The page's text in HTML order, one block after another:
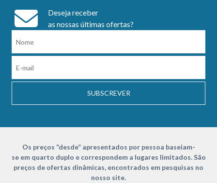
Deseja receber
as nossas últimas ofertas?
SUBSCREVER
Os preços “desde” apresentados por pessoa baseiam-
se em quarto duplo e correspondem a lugares limitados. São
preços de ofertas dinâmicas, encontrados em pesquisas no
nosso site.